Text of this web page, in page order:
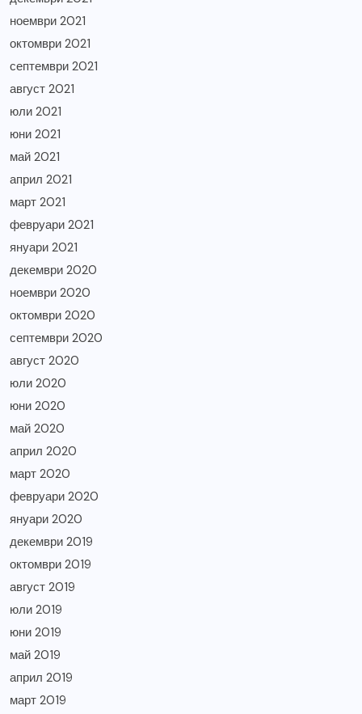
ноември 2021
октомври 2021
септември 2021
август 2021
юли 2021
юни 2021
май 2021
април 2021
март 2021
февруари 2021
януари 2021
декември 2020
ноември 2020
октомври 2020
септември 2020
август 2020
юли 2020
юни 2020
май 2020
април 2020
март 2020
февруари 2020
януари 2020
декември 2019
октомври 2019
август 2019
юли 2019
юни 2019
май 2019
април 2019
март 2019